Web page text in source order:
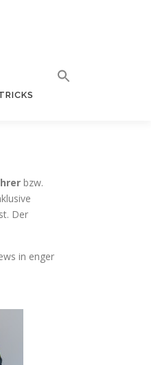
bzw.
Der
in enger